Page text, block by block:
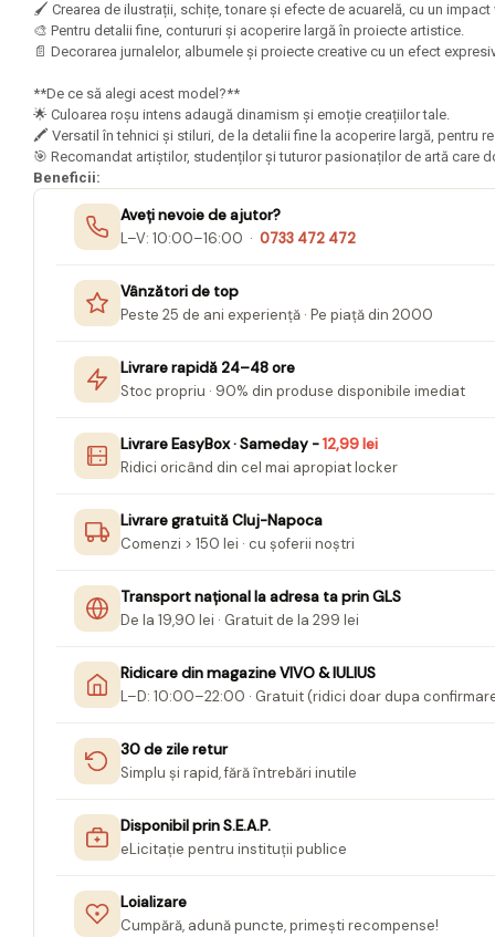
Rigle, echere si raportor
plastic
suporturi copii
Etichete scolare
Stickere scolare
Seturi scolare
Plastilina, Planseta plastilina
Radiera
Socotitoare, Betisoare
Carti de Colorat pentru copii
Carti Educative
Carnetele notite copii
Jurnale cu cheita, lacat,
magnet
Pasta modelatoare
Harti de perete
Creta scolara
Glob Pamantesc Scolar
Materiale Didactice
Instrumente geometrie pentru
tabla scolara
Tablite de desenat magnetice
Sugativa
Articole papetarie pentru copii
Compas scolar
🖌️ Crearea de ilustrații, schițe, tonare și efecte de acuarelă, cu un impact
🎨 Pentru detalii fine, contururi și acoperire largă în proiecte artistice.
📄 Decorarea jurnalelor, albumele și proiecte creative cu un efect
**De ce să alegi acest model?**
🌟 Culoarea roșu intens adaugă dinamism și emoție creațiilor tale.
🖍️ Versatil în tehnici și stiluri, de la detalii fine la acoperire largă, pentru
🎯 Recomandat artiștilor, studenților și tuturor pasionaților de artă care
Beneficii:
Aveți nevoie de ajutor?
L–V: 10:00–16:00 · 0733 472 472
Vânzători de top
Peste 25 de ani experiență · Pe piață din 2000
Livrare rapidă 24–48 ore
Stoc propriu · 90% din produse disponibile imediat
Livrare EasyBox · Sameday -12,99 lei
Ridici oricând din cel mai apropiat locker
Livrare gratuită Cluj-Napoca
Comenzi > 150 lei · cu șoferii noștri
Transport național la adresa ta prin GLS
De la 19,90 lei · Gratuit de la 299 lei
Ridicare din magazine VIVO & IULIUS
L–D: 10:00–22:00 · Gratuit (ridici doar dupa
30 de zile retur
Simplu și rapid, fără întrebări inutile
Disponibil prin S.E.A.P.
eLicitație pentru instituții publice
Loializare
Cumpără, adună puncte, primești recompense!